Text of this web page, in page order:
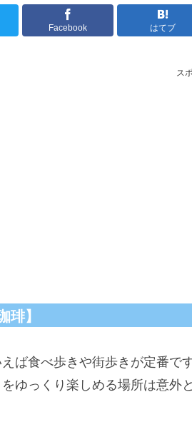
Facebook はてブ
ス
琲】
ば食べ歩きや街歩きが定番で
をゆっくり楽しめる場所は意外